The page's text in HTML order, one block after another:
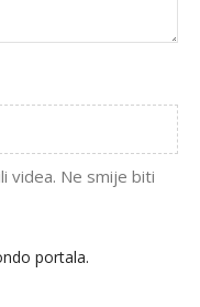
videa. Ne smije biti
portala.